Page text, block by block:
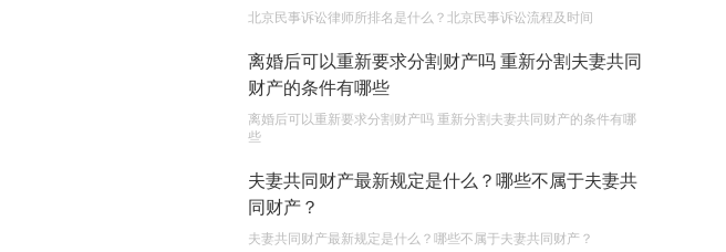
北京民事诉讼律师所排名是什么？北京民事诉讼流程及时间
离婚后可以重新要求分割财产吗 重新分割夫妻共同
财产的条件有哪些
离婚后可以重新要求分割财产吗 重新分割夫妻共同财产的条件有哪
些
夫妻共同财产最新规定是什么？哪些不属于夫妻共
同财产？
夫妻共同财产最新规定是什么？哪些不属于夫妻共同财产？